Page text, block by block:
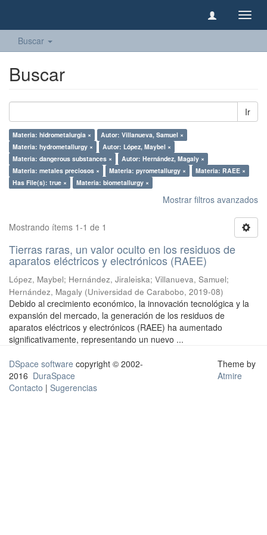
Buscar
Buscar
Ir
Materia: hidrometalurgia ×
Autor: Villanueva, Samuel ×
Materia: hydrometallurgy ×
Autor: López, Maybel ×
Materia: dangerous substances ×
Autor: Hernández, Magaly ×
Materia: metales preciosos ×
Materia: pyrometallurgy ×
Materia: RAEE ×
Has File(s): true ×
Materia: biometallurgy ×
Mostrar filtros avanzados
Mostrando ítems 1-1 de 1
Tierras raras, un valor oculto en los residuos de
aparatos eléctricos y electrónicos (RAEE)
López, Maybel; Hernández, Jiraleiska; Villanueva, Samuel;
Hernández, Magaly (Universidad de Carabobo, 2019-08)
Debido al crecimiento económico, la innovación tecnológica y la
expansión del mercado, la generación de los residuos de
aparatos eléctricos y electrónicos (RAEE) ha aumentado
significativamente, representando un nuevo ...
DSpace software copyright © 2002-
2016 DuraSpace
Contacto | Sugerencias
Theme by
Atmire